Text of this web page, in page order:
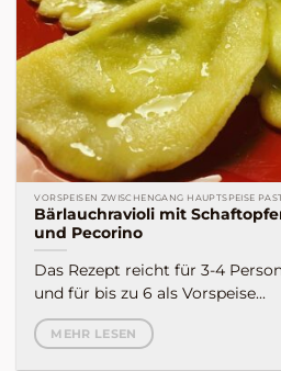
VORSPEISEN ZWISCHENGANG HAUPTSPEISE
Bärlauchravioli mit
und Pecorino
Das Rezept reicht für 3-4
und für bis zu 6 als Vorspeise...
MEHR LESEN